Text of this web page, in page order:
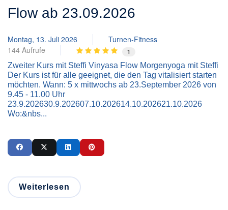
Flow ab 23.09.2026
Montag, 13. Juli 2026
Turnen-Fitness
144 Aufrufe
1
Zweiter Kurs mit Steffi Vinyasa Flow Morgenyoga mit Steffi
Der Kurs ist für alle geeignet, die den Tag vitalisiert starten
möchten. Wann: 5 x mittwochs ab 23.September 2026 von
9.45 - 11.00 Uhr
23.9.202630.9.202607.10.202614.10.202621.10.2026
Wo:&nbs...
Weiterlesen